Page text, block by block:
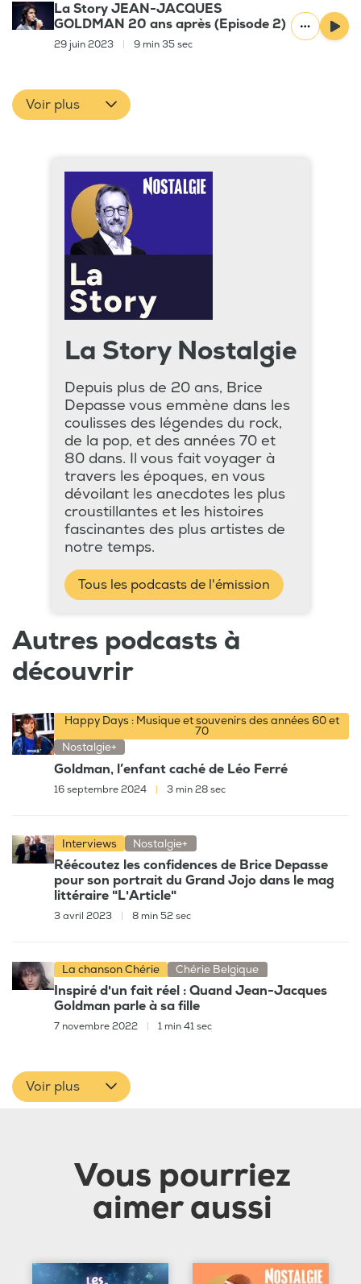
La Story JEAN-JACQUES
GOLDMAN 20 ans après (Episode 2)
29 juin 2023 9 min 35 sec
Voir plus
La Story Nostalgie
Depuis plus de 20 ans, Brice
Depasse vous emmène dans les
coulisses des légendes du rock,
de la pop, et des années 70 et
80 dans. Il vous fait voyager à
travers les époques, en vous
dévoilant les anecdotes les plus
croustillantes et les histoires
fascinantes des plus artistes de
notre temps.
Tous les podcasts de l'émission
Autres podcasts à
découvrir
Happy Days : Musique et souvenirs des années 60 et
70
Nostalgie+
Goldman, l’enfant caché de Léo Ferré
16 septembre 2024 3 min 28 sec
Interviews Nostalgie+
Réécoutez les confidences de Brice Depasse
pour son portrait du Grand Jojo dans le mag
littéraire "L'Article"
3 avril 2023 | 8 min 52 sec
La chanson Chérie Chérie Belgique
Inspiré d'un fait réel : Quand Jean-Jacques
Goldman parle à sa fille
7 novembre 2022 1 min 41 sec
Voir plus
Vous pourriez
aimer aussi